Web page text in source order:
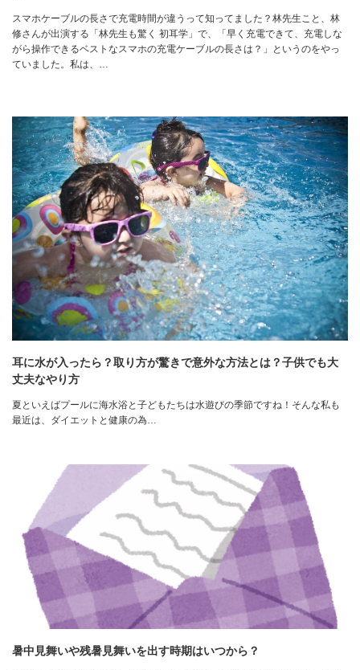
スマホケーブルの長さで充電時間が違うって知ってました？林先生こと、林
修さんが出演する「林先生も驚く 初耳学」で、「早く充電できて、充電しな
がら操作できるベストなスマホの充電ケーブルの長さは？」というのをやっ
ていました。私は、…
耳に水が入ったら？取り方が驚きで意外な方法とは？子供でも大
丈夫なやり方
夏といえばプールに海水浴と子どもたちは水遊びの季節ですね！そんな私も
最近は、ダイエットと健康の為…
暑中見舞いや残暑見舞いを出す時期はいつから？